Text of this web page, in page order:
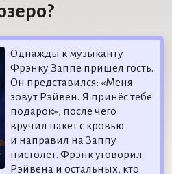
Однажды к музыканту
Фрэнку Заппе пришёл гость.
Он представился: «Меня
зовут Рэйвен. Я принёс тебе
подарок», после чего
вручил пакет с кровью
и направил на Заппу
пистолет. Фрэнк уговорил
Рэйвена и остальных, кто